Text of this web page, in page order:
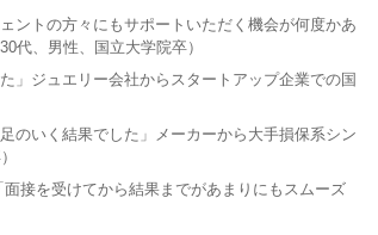
ントの方々にもサポートいただく機会が何度かあ
代、男性、国立大学院卒）
」ジュエリー会社からスタートアップ企業での国
のいく結果でした」メーカーから大手損保系シン
接を受けてから結果までがあまりにもスムーズ